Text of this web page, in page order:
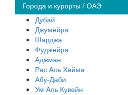
Города и курорты / ОАЭ
Дубай
Джумейра
Шарджа
Фуджейра
Аджман
Рас Аль Хайма
Абу-Даби
Ум Аль Кувейн